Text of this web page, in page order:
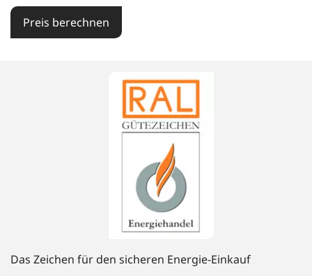
Preis berechnen
Das Zeichen für den sicheren Energie-Einkauf